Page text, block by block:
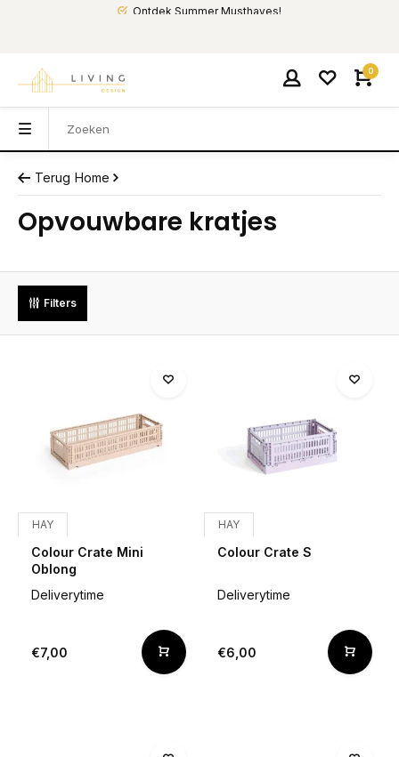
Ontdek Summer Musthaves!
0
Terug Home
Opvouwbare kratjes
Filters
HAY
Colour Crate Mini
Oblong
Deliverytime
€7,00
HAY
Colour Crate S
Deliverytime
€6,00